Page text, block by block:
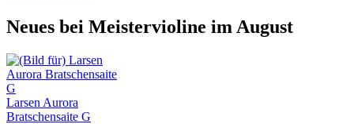
Neues bei Meistervioline im August
Larsen Aurora
Bratschensaite G